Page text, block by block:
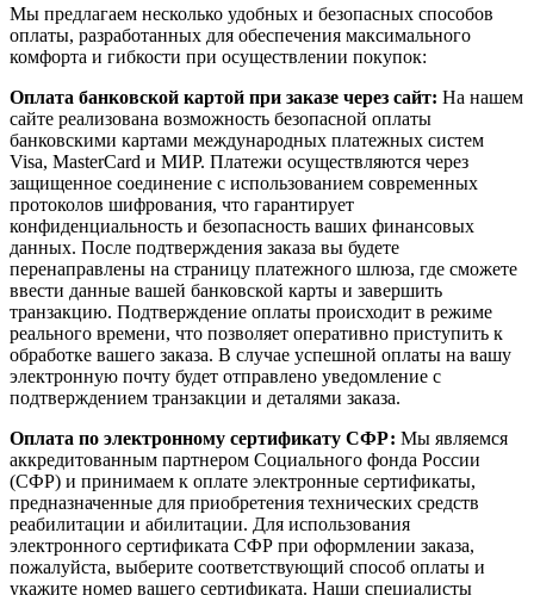
Мы предлагаем несколько удобных и безопасных способов
оплаты, разработанных для обеспечения максимального
комфорта и гибкости при осуществлении покупок:
Оплата банковской картой при заказе через сайт: На нашем
сайте реализована возможность безопасной оплаты
банковскими картами международных платежных систем
Visa, MasterCard и МИР. Платежи осуществляются через
защищенное соединение с использованием современных
протоколов шифрования, что гарантирует
конфиденциальность и безопасность ваших финансовых
данных. После подтверждения заказа вы будете
перенаправлены на страницу платежного шлюза, где сможете
ввести данные вашей банковской карты и завершить
транзакцию. Подтверждение оплаты происходит в режиме
реального времени, что позволяет оперативно приступить к
обработке вашего заказа. В случае успешной оплаты на вашу
электронную почту будет отправлено уведомление с
подтверждением транзакции и деталями заказа.
Оплата по электронному сертификату СФР: Мы являемся
аккредитованным партнером Социального фонда России
(СФР) и принимаем к оплате электронные сертификаты,
предназначенные для приобретения технических средств
реабилитации и абилитации. Для использования
электронного сертификата СФР при оформлении заказа,
пожалуйста, выберите соответствующий способ оплаты и
укажите номер вашего сертификата. Наши специалисты